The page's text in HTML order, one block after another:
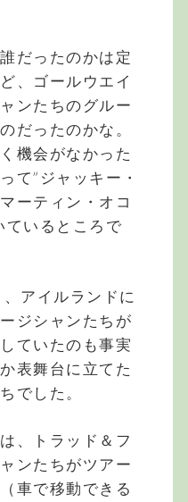
だったのかは定
、ゴールウエイ
ンたちのグルー
だったのかな。
機会がなかった
て”ジャッキー・
ーティン・オコ
ているところで
アイルランドに
ジシャンたちが
ていたのも事実
表舞台に立てた
でした。
、トラッド＆フ
ンたちがツアー
車で移動できる